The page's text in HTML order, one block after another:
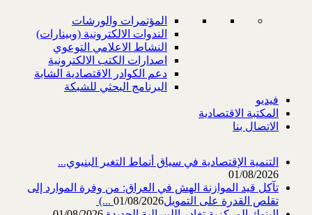
المؤتمرات والورشات
الندوات الالكترونية (وبينارات)
النشاط الاعلامي التوعوي
اصدارات الكتب الالكترونية
دعم الكوادر الاقتصادية الشابة
البرنامج البحثي للشبكة
فيديو
المكتبة الاقتصادية
الاتصال بنا
التنمية الإقتصادية في سياق أنماط التغير البنيوي...
01/08/2026
تآكل قيد الموازنة الهش في العراق: من وفرة الموارد إلى
تقلص القدرة على التمويل‎ (...01/08/2026